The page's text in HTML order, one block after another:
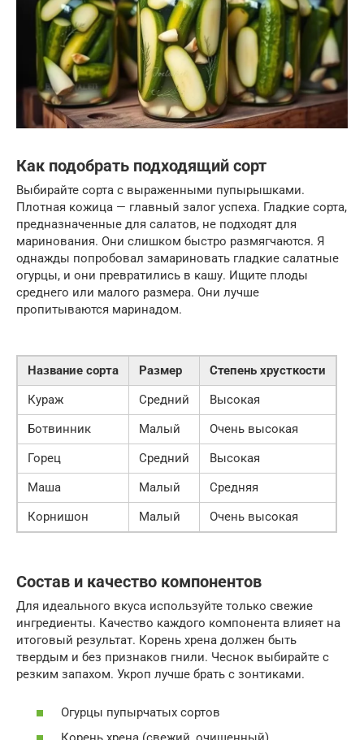
Как подобрать подходящий сорт
Выбирайте сорта с выраженными пупырышками.
Плотная кожица — главный залог успеха. Гладкие сорта,
предназначенные для салатов, не подходят для
маринования. Они слишком быстро размягчаются. Я
однажды попробовал замариновать гладкие салатные
огурцы, и они превратились в кашу. Ищите плоды
среднего или малого размера. Они лучше
пропитываются маринадом.
Название сорта Размер
Степень хрусткости
Кураж
Средний
Высокая
Ботвинник
Малый
Очень высокая
Горец
Средний
Высокая
Маша
Малый
Средняя
Корнишон
Малый Очень высокая
Состав и качество компонентов
Для идеального вкуса используйте только свежие
ингредиенты. Качество каждого компонента влияет на
итоговый результат. Корень хрена должен быть
твердым и без признаков гнили. Чеснок выбирайте с
резким запахом. Укроп лучше брать с зонтиками.
Огурцы пупырчатых сортов